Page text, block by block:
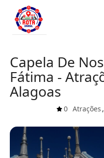
Capela De
Fátima -
Alagoas
0 Atrações ,